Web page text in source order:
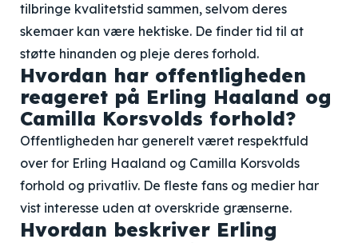
tilbringe kvalitetstid sammen, selvom deres
skemaer kan være hektiske. De finder tid til at
støtte hinanden og pleje deres forhold.
Hvordan har offentligheden
reageret på Erling Haaland og
Camilla Korsvolds forhold?
Offentligheden har generelt været respektfuld
over for Erling Haaland og Camilla Korsvolds
forhold og privatliv. De fleste fans og medier har
vist interesse uden at overskride grænserne.
Hvordan beskriver Erling